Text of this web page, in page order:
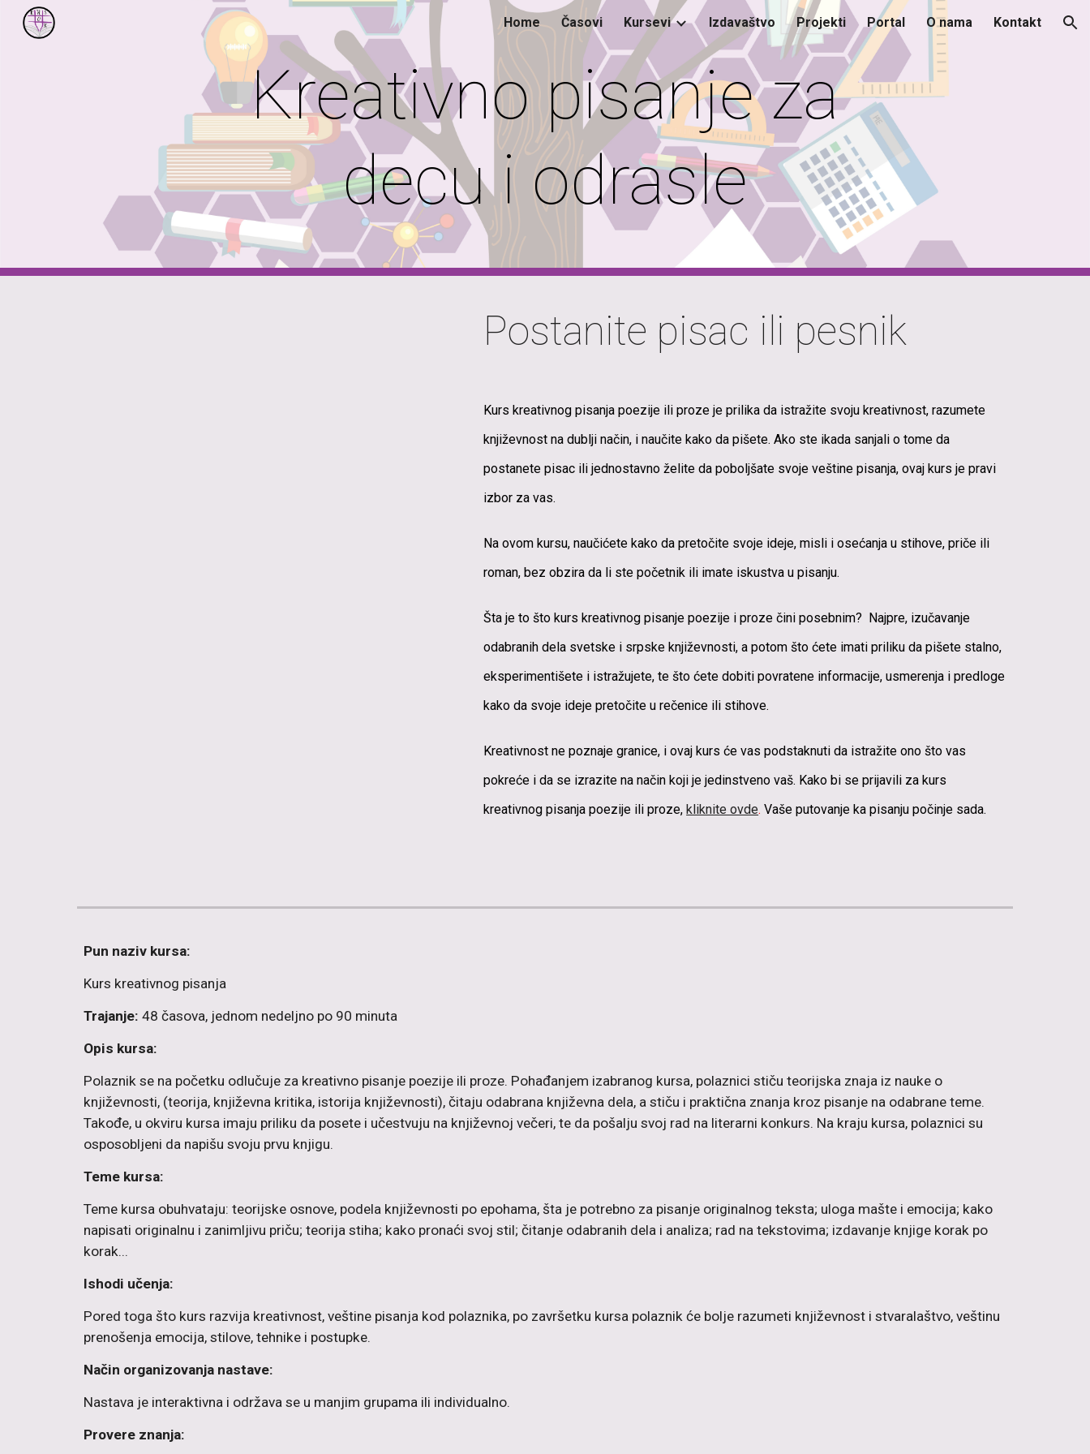
Skip to main content Skip to navigation
Home Časovi Kursevi Izdavaštvo Projekti Portal O nama Kontakt
Kreativno pisanje za
decu i odrasle
Postanite pisac ili pesnik
Kurs kreativnog pisanja poezije ili proze je prilika da istražite svoju kreativnost, razumete
književnost na dublji način, i naučite kako da pišete.Ako ste ikada sanjali o tome da
postanete pisac ili jednostavno želite da poboljšate svoje veštine pisanja, ovaj kurs je pravi
izbor za vas.
Na ovom kursu, naučićete kako da pretočite svoje ideje, misli i osećanja u stihove, priče ili
roman, bez obzira da li ste početnik ili imate iskustva u pisanju.
Šta je to što kurs kreativnog pisanje poezije i proze čini posebnim? Najpre, izučavanje
odabranih dela svetske i srpske književnosti, a potom što ćete imati priliku da pišete stalno,
eksperimentišete i istražujete, te što ćete dobiti povratene informacije, usmerenja i predloge
kako da svoje ideje pretočite u rečenice ili stihove.
Kreativnost ne poznaje granice, i ovaj kurs će vas podstaknuti da istražite ono što vas
pokreće i da se izrazite na način koji je jedinstveno vaš. Kako bi se prijavili za kurs
kreativnog pisanja poezije ili proze,kliknite ovde. Vaše putovanje ka pisanju počinje sada.
Pun naziv kursa:
Kurs kreativnog pisanja
Trajanje: 48 časova, jednom nedeljno po 90 minuta
Opis kursa:
Polaznik se na početku odlučuje za kreativno pisanje poezije ili proze. Pohađanjem izabranog kursa, polaznici stiču teorijska znaja iz nauke o
književnosti, (teorija, književna kritika, istorija književnosti), čitaju odabrana književna dela, a stiču i praktična znanja kroz pisanje na odabrane teme.
Takođe, u okviru kursa imaju priliku da posete i učestvuju na književnoj večeri, te da pošalju svoj rad na literarni konkurs. Na kraju kursa, polaznici su
osposobljeni da napišu svoju prvu knjigu.
Teme kursa:
Teme kursa obuhvataju: teorijske osnove, podela književnosti po epohama, šta je potrebno za pisanje originalnog teksta; uloga mašte i emocija; kako
napisati originalnu i zanimljivu priču; teorija stiha; kako pronaći svoj stil; čitanje odabranih dela i analiza; rad na tekstovima; izdavanje knjige korak po
korak...
Ishodi učenja:
Pored toga što kurs razvija kreativnost, veštine pisanja kod polaznika, po završetku kursa polaznik će bolje razumeti književnost i stvaralaštvo, veštinu
prenošenja emocija, stilove, tehnike i postupke.
Način organizovanja nastave:
Nastava je interaktivna i održava se u manjim grupama ili individualno.
Provere znanja: